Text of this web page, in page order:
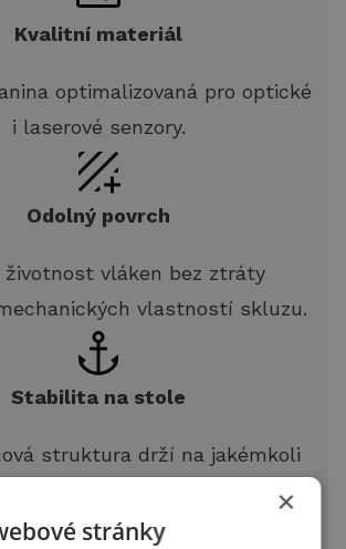
Kvalitní materiál
optimalizovaná pro optické
i laserové senzory.
Odolný povrch
životnost vláken bez ztráty
vlastností skluzu.
Stabilita na stole
struktura drží na jakémkoli
×
stránky